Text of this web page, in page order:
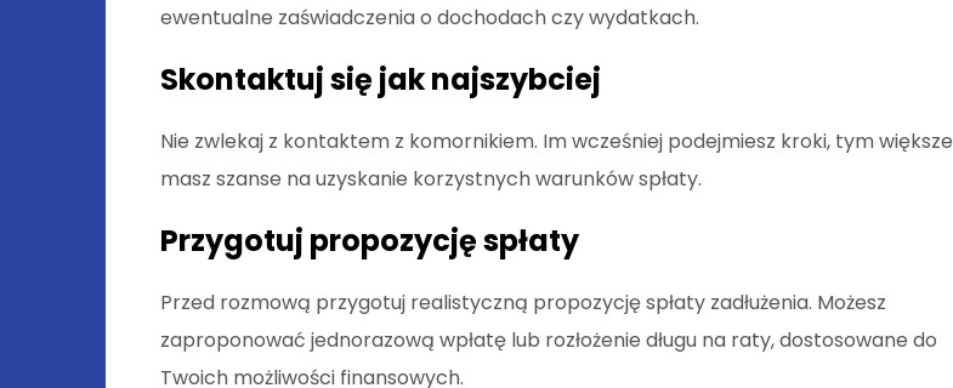
ewentualne zaświadczenia o dochodach czy wydatkach.
Skontaktuj się jak najszybciej
Nie zwlekaj z kontaktem z komornikiem. Im wcześniej podejmiesz kroki, tym większe
masz szanse na uzyskanie korzystnych warunków spłaty.
Przygotuj propozycję spłaty
Przed rozmową przygotuj realistyczną propozycję spłaty zadłużenia. Możesz
zaproponować jednorazową wpłatę lub rozłożenie długu na raty, dostosowane do
Twoich możliwości finansowych.